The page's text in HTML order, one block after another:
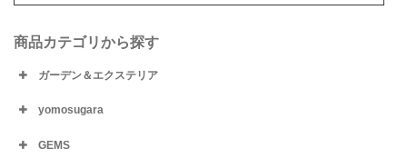
商品カテゴリから探す
ガーデン＆エクステリア
yomosugara
GEMS